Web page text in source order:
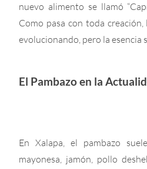
nuevo alimento se llamó
Como pasa con toda
evolucionando, pero la esencia
El Pambazo en la
En Xalapa, el pambazo
mayonesa, jamón, pollo